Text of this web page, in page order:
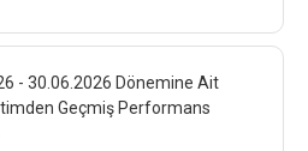
- 30.06.2026 Dönemine Ait
Geçmiş Performans